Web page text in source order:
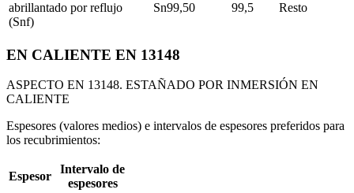
abrillantado por reflujo
(Snf)
Sn99,50 99,5 Resto
EN CALIENTE EN 13148
ASPECTO EN 13148. ESTAÑADO POR INMERSIÓN EN
CALIENTE
Espesores (valores medios) e intervalos de espesores preferidos para
los recubrimientos:
Espesor
Intervalo de
espesores